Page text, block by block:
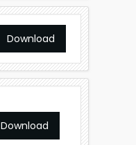
Download
Download